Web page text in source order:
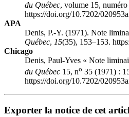
du Québec, volume 15,
https://doi.org/10.7202/
APA
Denis, P.-Y. (1971). Note
Québec, 15(35), 153–153.
Chicago
Denis, Paul-Yves « Note
du Québec 15, no 35 (1971) :
https://doi.org/10.7202/
Exporter la notice de cet